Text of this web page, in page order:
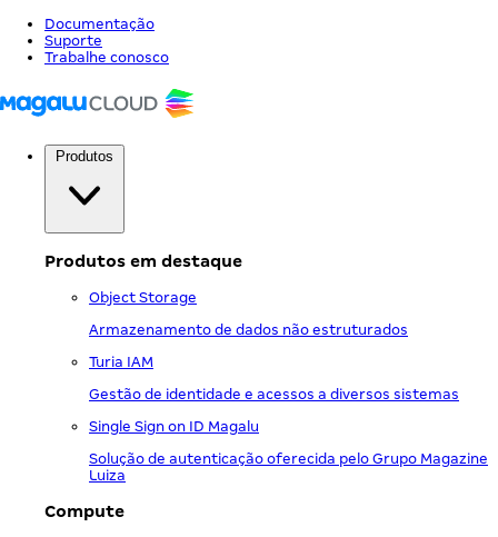
Documentação
Suporte
Trabalhe conosco
Produtos em destaque
Object Storage
Armazenamento de dados não estruturados
Turia IAM
Gestão de identidade e acessos a diversos sistemas
Single Sign on ID Magalu
Solução de autenticação oferecida pelo Grupo Magazine
Luiza
Compute